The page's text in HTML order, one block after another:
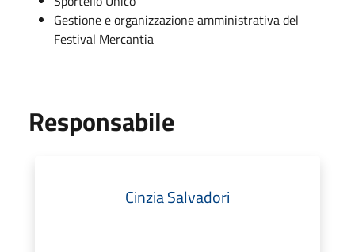
Gestione e organizzazione amministrativa del
Festival Mercantia
Responsabile
Cinzia Salvadori